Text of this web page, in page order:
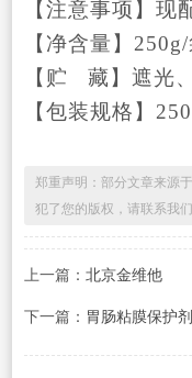
【注意事项】 现
【净含量】 250g/
【贮
藏】遮光
【包装规格 】
郑重声明：部分文章来源
犯了您的版权，请联系我们
上一篇： 北京金维他
下一篇： 胃肠粘膜保护剂